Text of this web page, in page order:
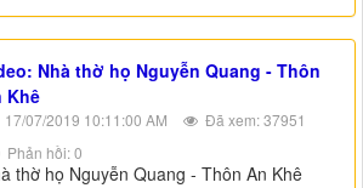
Nhà thờ họ Nguyễn Quang - Thôn
Khê
17/07/2019 10:11:00 AM
Đã xem: 37951
Phản hồi: 0
thờ họ Nguyễn Quang - Thôn An Khê